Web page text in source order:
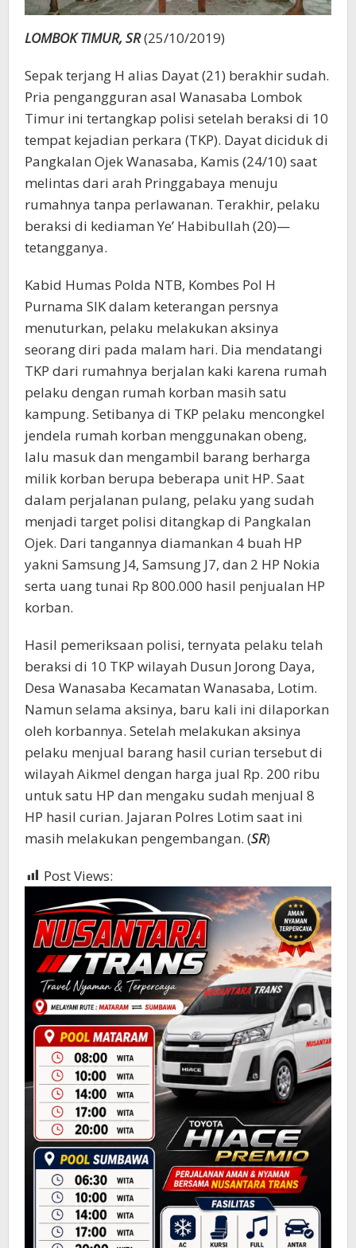
LOMBOK TIMUR, SR(25/10/2019)
Sepak terjang H alias Dayat (21) berakhir sudah.
Pria pengangguran asal Wanasaba Lombok
Timur ini tertangkap polisi setelah beraksi di 10
tempat kejadian perkara (TKP). Dayat diciduk di
Pangkalan Ojek Wanasaba, Kamis (24/10) saat
melintas dari arah Pringgabaya menuju
rumahnya tanpa perlawanan. Terakhir, pelaku
beraksi di kediaman Ye’ Habibullah (20)—
tetangganya.
Kabid Humas Polda NTB, Kombes Pol H
Purnama SIK dalam keterangan persnya
menuturkan, pelaku melakukan aksinya
seorang diri pada malam hari. Dia mendatangi
TKP dari rumahnya berjalan kaki karena rumah
pelaku dengan rumah korban masih satu
kampung. Setibanya di TKP pelaku mencongkel
jendela rumah korban menggunakan obeng,
lalu masuk dan mengambil barang berharga
milik korban berupa beberapa unit HP. Saat
dalam perjalanan pulang, pelaku yang sudah
menjadi target polisi ditangkap di Pangkalan
Ojek. Dari tangannya diamankan 4 buah HP
yakni Samsung J4, Samsung J7, dan 2 HP Nokia
serta uang tunai Rp 800.000 hasil penjualan HP
korban.
Hasil pemeriksaan polisi, ternyata pelaku telah
beraksi di 10 TKP wilayah Dusun Jorong Daya,
Desa Wanasaba Kecamatan Wanasaba, Lotim.
Namun selama aksinya, baru kali ini dilaporkan
oleh korbannya. Setelah melakukan aksinya
pelaku menjual barang hasil curian tersebut di
wilayah Aikmel dengan harga jual Rp. 200 ribu
untuk satu HP dan mengaku sudah menjual 8
HP hasil curian. Jajaran Polres Lotim saat ini
masih melakukan pengembangan. (SR)
Post Views: